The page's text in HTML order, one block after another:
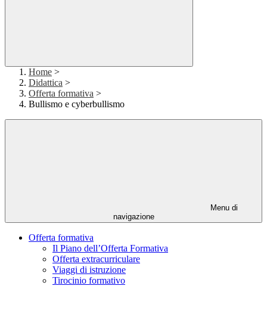
Home >
Didattica >
Offerta formativa >
Bullismo e cyberbullismo
Menu di
navigazione
Offerta formativa
Il Piano dell’Offerta Formativa
Offerta extracurriculare
Viaggi di istruzione
Tirocinio formativo